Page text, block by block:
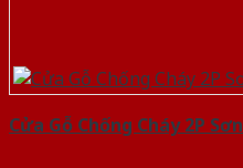
Cửa Gỗ Chống Cháy 2P